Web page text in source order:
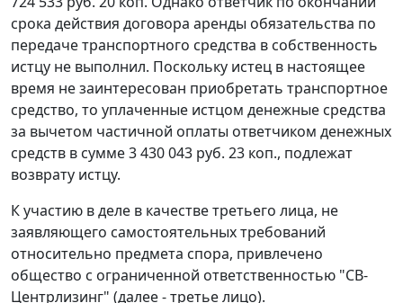
срока действия договора аренды обязательства по
передаче транспортного средства в собственность
истцу не выполнил. Поскольку истец в настоящее
время не заинтересован приобретать транспортное
средство, то уплаченные истцом денежные средства
за вычетом частичной оплаты ответчиком денежных
средств в сумме 3 430 043 руб. 23 коп., подлежат
возврату истцу.
К участию в деле в качестве третьего лица, не
заявляющего самостоятельных требований
относительно предмета спора, привлечено
общество с ограниченной ответственностью "СВ-
Центрлизинг" (далее - третье лицо).